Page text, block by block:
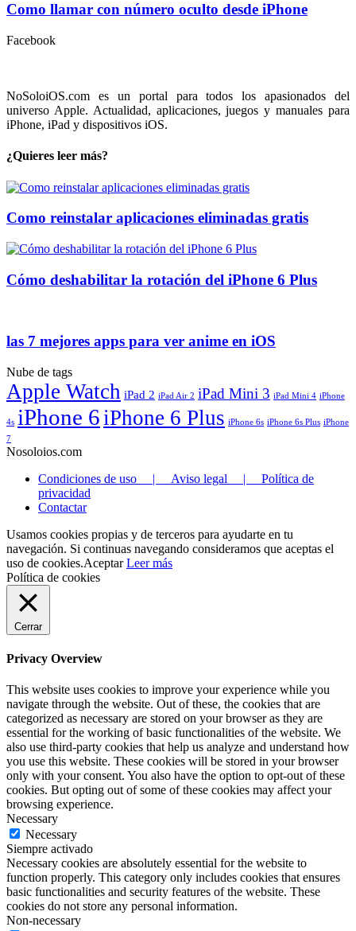
Como llamar con número oculto desde iPhone
Facebook
NoSoloiOS.com es un portal para todos los apasionados del
universo Apple. Actualidad, aplicaciones, juegos y manuales para
iPhone, iPad y dispositivos iOS.
¿Quieres leer más?
Como reinstalar aplicaciones eliminadas gratis
Cómo deshabilitar la rotación del iPhone 6 Plus
las 7 mejores apps para ver anime en iOS
Nube de tags
Apple Watch iPad 2 iPad Air 2 iPad Mini 3 iPad Mini 4 iPhone
4s iPhone 6 iPhone 6 Plus iPhone 6s iPhone 6s Plus iPhone
7
Nosoloios.com
Condiciones de uso | Aviso legal | Política de
privacidad
Contactar
Usamos cookies propias y de terceros para ayudarte en tu
navegación. Si continuas navegando consideramos que aceptas el
uso de cookies.Aceptar Leer más
Política de cookies
Cerrar
Privacy Overview
This website uses cookies to improve your experience while you
navigate through the website. Out of these, the cookies that are
categorized as necessary are stored on your browser as they are
essential for the working of basic functionalities of the website. We
also use third-party cookies that help us analyze and understand how
you use this website. These cookies will be stored in your browser
only with your consent. You also have the option to opt-out of these
cookies. But opting out of some of these cookies may affect your
browsing experience.
Necessary
Necessary
Siempre activado
Necessary cookies are absolutely essential for the website to
function properly. This category only includes cookies that ensures
basic functionalities and security features of the website. These
cookies do not store any personal information.
Non-necessary